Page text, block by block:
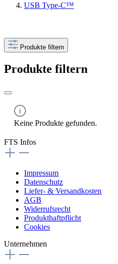
USB Type-C™
Produkte filtern
Produkte filtern
Keine Produkte gefunden.
FTS Infos
Impressum
Datenschutz
Liefer- & Versandkosten
AGB
Widerrufsrecht
Produkthaftpflicht
Cookies
Unternehmen